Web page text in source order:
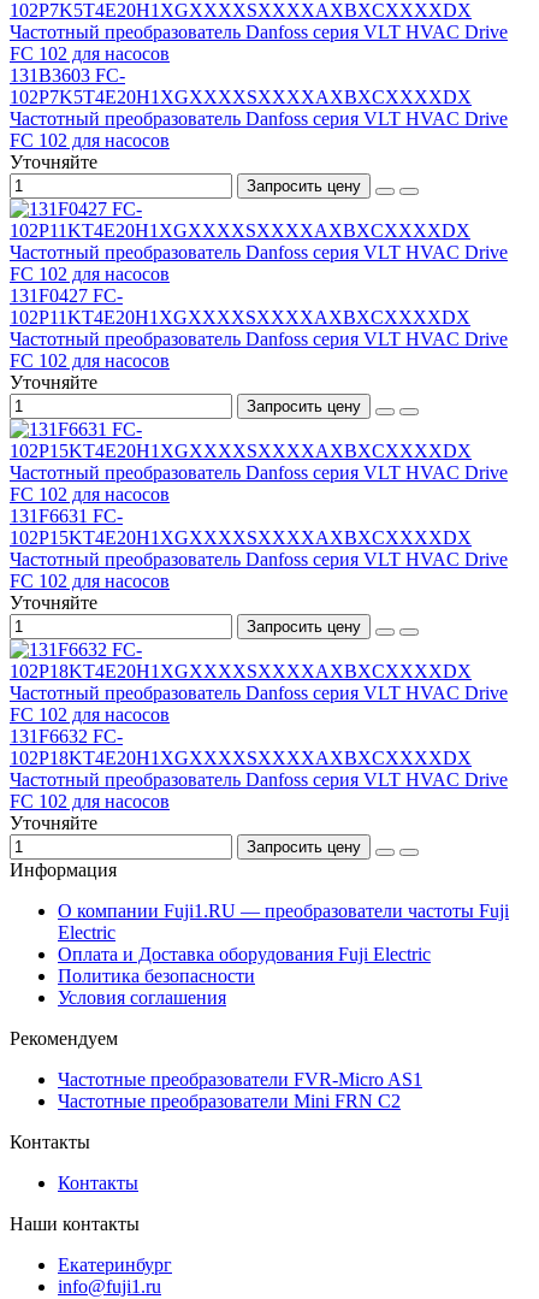
131B3603 FC-
102P7K5T4E20H1XGXXXXSXXXXAXBXCXXXXDX
Частотный преобразователь Danfoss серия VLT HVAC Drive
FC 102 для насосов
Уточняйте
Запросить цену
131F0427 FC-
102P11KT4E20H1XGXXXXSXXXXAXBXCXXXXDX
Частотный преобразователь Danfoss серия VLT HVAC Drive
FC 102 для насосов
Уточняйте
Запросить цену
131F6631 FC-
102P15KT4E20H1XGXXXXSXXXXAXBXCXXXXDX
Частотный преобразователь Danfoss серия VLT HVAC Drive
FC 102 для насосов
Уточняйте
Запросить цену
131F6632 FC-
102P18KT4E20H1XGXXXXSXXXXAXBXCXXXXDX
Частотный преобразователь Danfoss серия VLT HVAC Drive
FC 102 для насосов
Уточняйте
Запросить цену
Информация
О компании Fuji1.RU — преобразователи частоты Fuji
Electric
Оплата и Доставка оборудования Fuji Electric
Политика безопасности
Условия соглашения
Рекомендуем
Частотные преобразователи FVR-Micro AS1
Частотные преобразователи Mini FRN C2
Контакты
Контакты
Наши контакты
Екатеринбург
info@fuji1.ru